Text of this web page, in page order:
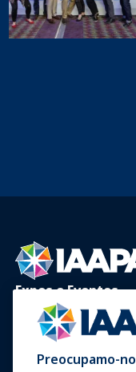
Expos e Eventos
IAAPA Expo
Expo Europa
Preocupamo-